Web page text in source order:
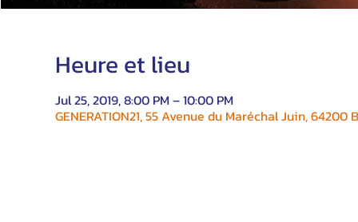
Heure et lieu
Jul 25, 2019, 8:00 PM – 10:00 PM
GENERATION21, 55 Avenue du Maréchal Juin, 64200